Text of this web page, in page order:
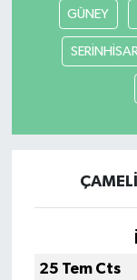
GÜNEY
SERİNHİSAR
25 Tem Cts